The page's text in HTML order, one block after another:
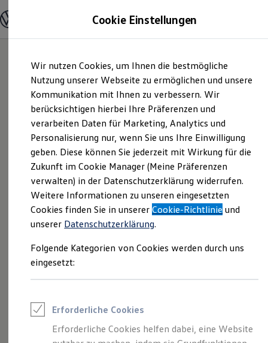
Hauptinhalt
springen
Footer
springen
Modelle & Konfigurator
Nutzfahrzeugkategorien entdecken
Modelle konfigurieren
Vorgängermodelle und Oldtimer
Vorgängermodelle
Oldtimer
Bulli Historie
Branchenlösungen & Gewerbekunden
Umbaulösungen und Hersteller finden
Auf- und Umbauten entdecken & konfigurieren
Groß- und Sonderkunden
Großkunden
Kommunen & Behörden
Journalisten
Sportvereine
Branchenlösungen
Bau & Handwerk
Gewerbliche Personenbeförderung
Service & mobile Werkstätten
Kurier, Logistik & Handel
Kühlfahrzeuge
Feuerwehr
Fahrzeugsuche
Digitaler Marktplatz
Kauf & Finanzierung
bhg
mbH Süd |
Impressum &
Rechtliches
Hier finden Sie Informationen über die
bhg Autohandelsgesellschaft mbH Süd
Inhalten und Angeboten, die auf dieser
Webseite speziell aufgeführt sind.
Cookie Einstellungen
Wir nutzen Cookies, um Ihnen die bestmögliche
Nutzung unserer Webseite zu ermöglichen und unsere
Kommunikation mit Ihnen zu verbessern. Wir
berücksichtigen hierbei Ihre Präferenzen und
verarbeiten Daten für Marketing, Analytics und
Personalisierung nur, wenn Sie uns Ihre Einwilligung
geben. Diese können Sie jederzeit mit Wirkung für die
Zukunft im Cookie Manager (Meine Präferenzen
verwalten) in der Datenschutzerklärung widerrufen.
Weitere Informationen zu unseren eingesetzten
Cookies finden Sie in unsererCookie-Richtlinie und
unserer Datenschutzerklärung.
Folgende Kategorien von Cookies werden durch uns
eingesetzt:
Erforderliche Cookies
Erforderliche Cookies helfen dabei, eine Website